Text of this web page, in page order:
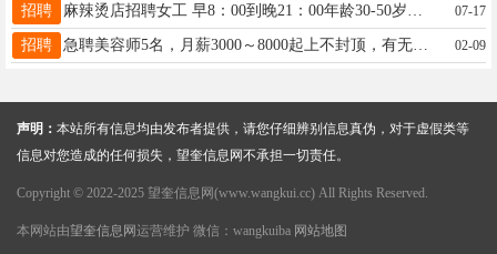
招聘 07-17
招聘 急聘美容师5名，月薪3000～8000起上不封顶，有无经验均可，免费教50多种技术，时间自由，周六周日可以休息！13349451511 02-09
声明： 本站所有信息均由发布者提供，请您仔细辨别信息真伪，对于虚假类等
信息对您造成的任何损失，望奎信息网不承担一切责任。
Copyright © 2022-2025 望奎信息网(www.wangkui.cc) All Rights Reserved.
本网站由望奎信息网 运营维护 微信：wangkuiba 网站地图